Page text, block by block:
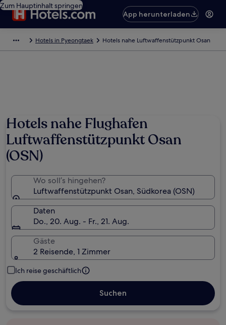
Zum Hauptinhalt springen
App herunterladen
Hotels in Pyeongtaek Hotels nahe Luftwaffenstützpunkt Osan
Hotels nahe Flughafen
Luftwaffenstützpunkt Osan
(OSN)
Wo soll’s hingehen?
Luftwaffenstützpunkt Osan, Südkorea (OSN)
Daten
Do., 20. Aug. - Fr., 21. Aug.
Gäste
2 Reisende, 1 Zimmer
Ich reise geschäftlich
Suchen